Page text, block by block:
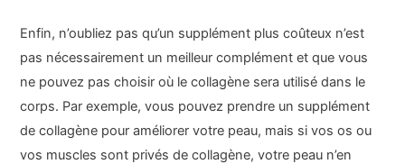
Enfin, n’oubliez pas qu’un supplément plus coûteux n’est
pas nécessairement un meilleur complément et que vous
ne pouvez pas choisir où le collagène sera utilisé dans le
corps. Par exemple, vous pouvez prendre un supplément
de collagène pour améliorer votre peau, mais si vos os ou
vos muscles sont privés de collagène, votre peau n’en